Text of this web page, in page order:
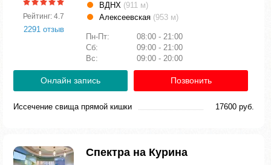
Рейтинг: 4.7
2291 отзыв
ВДНХ (911 м)
Алексеевская (953 м)
Пн-Пт:
08:00 - 21:00
Сб:
09:00 - 21:00
Вс:
09:00 - 20:00
Онлайн запись Позвонить
Иссечение свища прямой кишки 17600 руб.
Спектра на Курина